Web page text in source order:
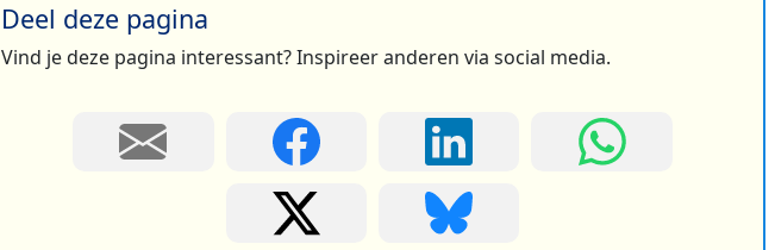
Deel deze pagina
Vind je deze pagina interessant? Inspireer anderen via social media.